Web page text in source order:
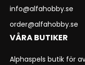
info@alfahobby.se
order@alfahobby.se
VÅRA BUTIKER
Alphaspels butik för